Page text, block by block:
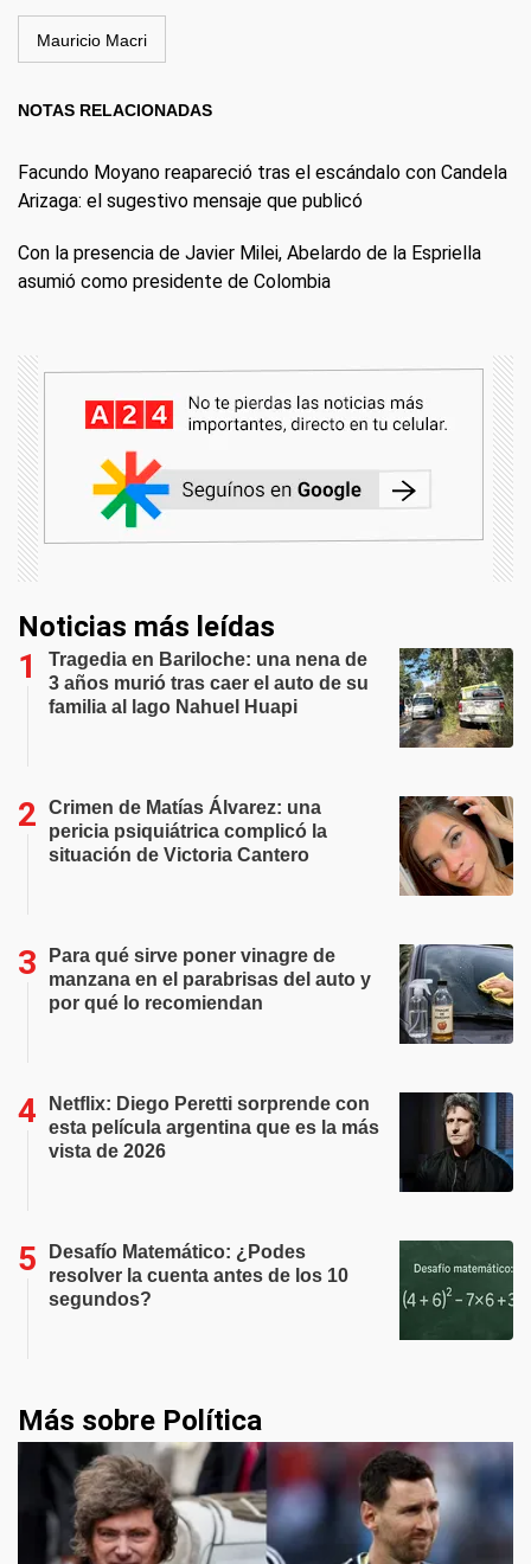
Mauricio Macri
NOTAS RELACIONADAS
Facundo Moyano reapareció tras el escándalo con Candela
Arizaga: el sugestivo mensaje que publicó
Con la presencia de Javier Milei, Abelardo de la Espriella
asumió como presidente de Colombia
Noticias más leídas
Tragedia en Bariloche: una nena de
3 años murió tras caer el auto de su
familia al lago Nahuel Huapi
Crimen de Matías Álvarez: una
pericia psiquiátrica complicó la
situación de Victoria Cantero
Para qué sirve poner vinagre de
manzana en el parabrisas del auto y
por qué lo recomiendan
Netflix: Diego Peretti sorprende con
esta película argentina que es la más
vista de 2026
Desafío Matemático: ¿Podes
resolver la cuenta antes de los 10
segundos?
Más sobre Política